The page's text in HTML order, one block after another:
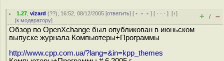
1.27 ,vizard (??), 16:52, 08/12/2005 [ответить] [ ﹢﹢﹢] [ · · ·][↑]
[к модератору] + / –
Обзор по OpenXchange был опубликован в июньском
выпуске журнала Компьютеры+Программы
http://www.cpp.com.ua/?lang=&in=kpp_themes